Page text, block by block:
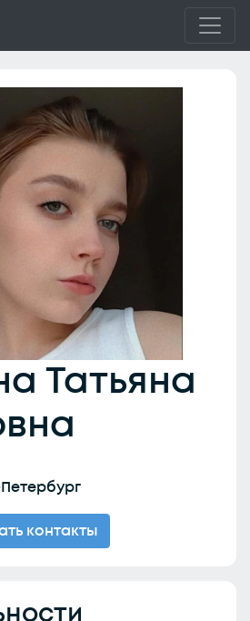
Татьяна
контакты